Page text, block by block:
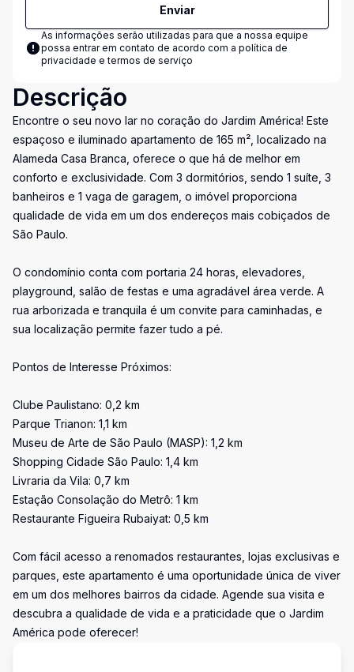
Enviar
As informações serão utilizadas para que a nossa equipe
possa entrar em contato de acordo com a política de
privacidade e termos de serviço
Descrição
Encontre o seu novo lar no coração do Jardim América! Este
espaçoso e iluminado apartamento de 165 m², localizado na
Alameda Casa Branca, oferece o que há de melhor em
conforto e exclusividade. Com 3 dormitórios, sendo 1 suíte, 3
banheiros e 1 vaga de garagem, o imóvel proporciona
qualidade de vida em um dos endereços mais cobiçados de
São Paulo.
O condomínio conta com portaria 24 horas, elevadores,
playground, salão de festas e uma agradável área verde. A
rua arborizada e tranquila é um convite para caminhadas, e
sua localização permite fazer tudo a pé.
Pontos de Interesse Próximos:
Clube Paulistano: 0,2 km
Parque Trianon: 1,1 km
Museu de Arte de São Paulo (MASP): 1,2 km
Shopping Cidade São Paulo: 1,4 km
Livraria da Vila: 0,7 km
Estação Consolação do Metrô: 1 km
Restaurante Figueira Rubaiyat: 0,5 km
Com fácil acesso a renomados restaurantes, lojas exclusivas e
parques, este apartamento é uma oportunidade única de viver
em um dos melhores bairros da cidade. Agende sua visita e
descubra a qualidade de vida e a praticidade que o Jardim
América pode oferecer!